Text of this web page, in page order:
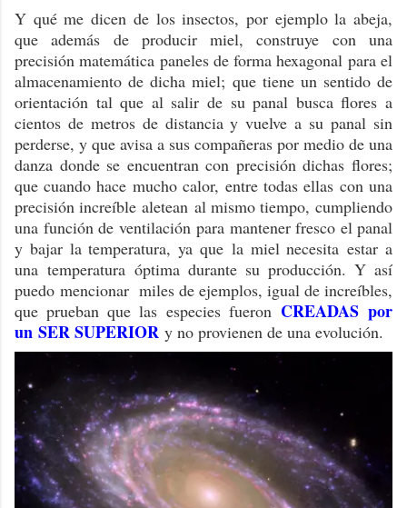
Y qué me dicen de los insectos, por ejemplo la abeja,
que además de producir miel, construye con una
precisión matemática paneles de forma hexagonal para el
almacenamiento de dicha miel; que tiene un sentido de
orientación tal que al salir de su panal busca flores a
cientos de metros de distancia y vuelve a su panal sin
perderse, y que avisa a sus compañeras por medio de una
danza donde se encuentran con precisión dichas flores;
que cuando hace mucho calor, entre todas ellas con una
precisión increíble aletean al mismo tiempo, cumpliendo
una función de ventilación para mantener fresco el panal
y bajar la temperatura, ya que la miel necesita estar a
una temperatura óptima durante su producción. Y así
puedo mencionar miles de ejemplos, igual de increíbles,
que prueban que las especies fueron CREADAS por
un SER SUPERIOR y no provienen de una evolución.